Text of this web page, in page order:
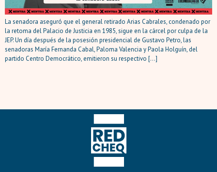
La senadora aseguró que el general retirado Arias Cabrales, condenado por
la retoma del Palacio de Justicia en 1985, sigue en la cárcel por culpa de la
JEP. Un día después de la posesión presidencial de Gustavo Petro, las
senadoras María Fernanda Cabal, Paloma Valencia y Paola Holguín, del
partido Centro Democrático, emitieron su respectivo […]